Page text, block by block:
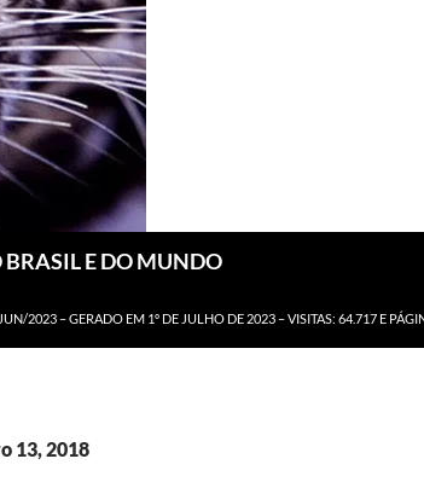
E DO MUNDO
2023 – GERADO EM 1º DE JULHO DE 2023 – VISITAS: 64.717 E
13, 2018